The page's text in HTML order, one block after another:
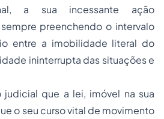
a sua incessante ação
preenchendo o intervalo
entre a imobilidade literal do
ininterrupta das situações e
judicial que a lei, imóvel na sua
o seu curso vital de movimento